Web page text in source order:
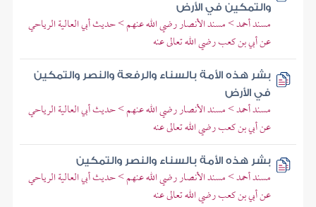
والتمكين في الأرض
مسند أحمد > مسند الأنصار رضي الله عنهم > حديث أبي العالية الرياحي
عن أبي بن كعب رضي الله تعالى عنه
بشر هذه الأمة بالسناء والرفعة والنصر والتمكين
في الأرض
مسند أحمد > مسند الأنصار رضي الله عنهم > حديث أبي العالية الرياحي
عن أبي بن كعب رضي الله تعالى عنه
بشر هذه الأمة بالسناء والنصر والتمكين
مسند أحمد > مسند الأنصار رضي الله عنهم > حديث أبي العالية الرياحي
عن أبي بن كعب رضي الله تعالى عنه